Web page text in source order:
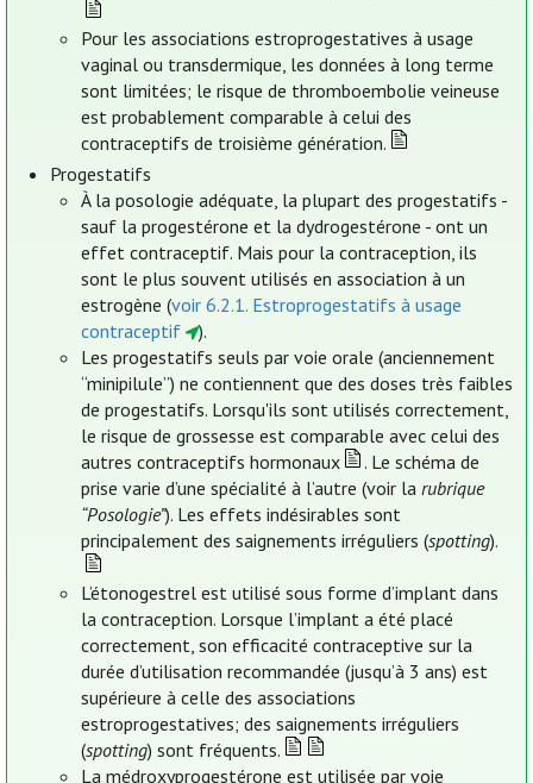
Pour les associations estroprogestatives à usage
vaginal ou transdermique, les données à long terme
sont limitées; le risque de thromboembolie veineuse
est probablement comparable à celui des
contraceptifs de troisième génération.
Progestatifs
À la posologie adéquate, la plupart des progestatifs -
sauf la progestérone et la dydrogestérone - ont un
effet contraceptif. Mais pour la contraception, ils
sont le plus souvent utilisés en association à un
estrogène (voir 6.2.1. Estroprogestatifs à usage
contraceptif
).
Les progestatifs seuls par voie orale (anciennement
“minipilule”) ne contiennent que des doses très faibles
de progestatifs. Lorsqu'ils sont utilisés correctement,
le risque de grossesse est comparable avec celui des
autres contraceptifs hormonaux
. Le schéma de
prise varie d’une spécialité à l’autre (voir larubrique
“Posologie”). Les effets indésirables sont
principalement des saignements irréguliers (spotting).
L’étonogestrel est utilisé sous forme d’implant dans
la contraception. Lorsque l’implant a été placé
correctement, son efficacité contraceptive sur la
durée d’utilisation recommandée (jusqu’à 3 ans) est
supérieure à celle des associations
estroprogestatives; des saignements irréguliers
(spotting) sont fréquents.
La médroxyprogestérone est utilisée par voie